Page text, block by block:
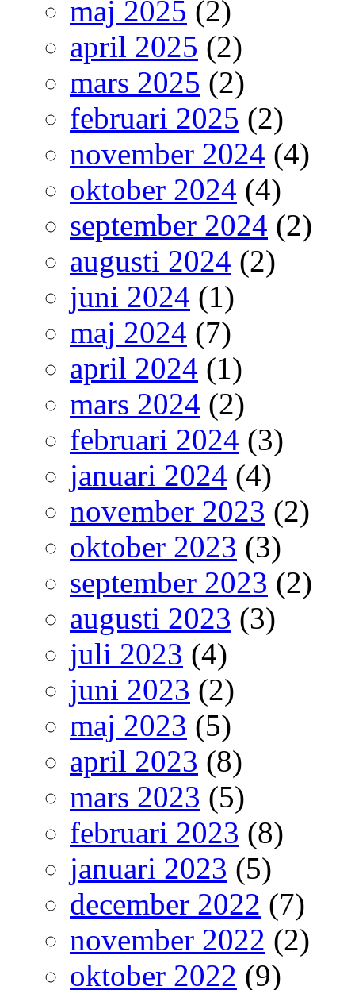
maj 2025 (2)
april 2025 (2)
mars 2025 (2)
februari 2025 (2)
november 2024 (4)
oktober 2024 (4)
september 2024 (2)
augusti 2024 (2)
juni 2024 (1)
maj 2024 (7)
april 2024 (1)
mars 2024 (2)
februari 2024 (3)
januari 2024 (4)
november 2023 (2)
oktober 2023 (3)
september 2023 (2)
augusti 2023 (3)
juli 2023 (4)
juni 2023 (2)
maj 2023 (5)
april 2023 (8)
mars 2023 (5)
februari 2023 (8)
januari 2023 (5)
december 2022 (7)
november 2022 (2)
oktober 2022 (9)